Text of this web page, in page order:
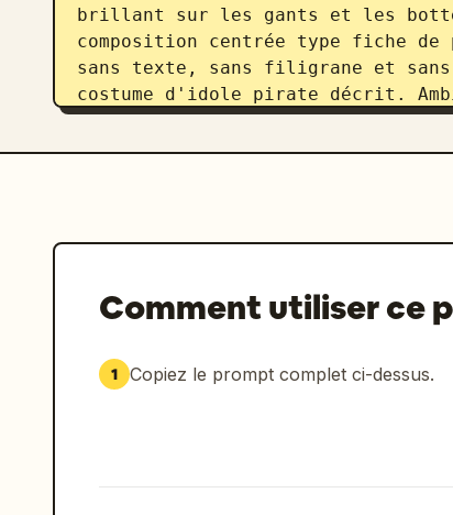
brillant sur les gants et les
composition centrée type fiche de
sans texte, sans filigrane et sans
costume d'idole pirate décrit.
d'idole pirate glamour pour
noir et marron foncé.
Comment utiliser ce
1 Copiez le prompt complet ci-dessus.